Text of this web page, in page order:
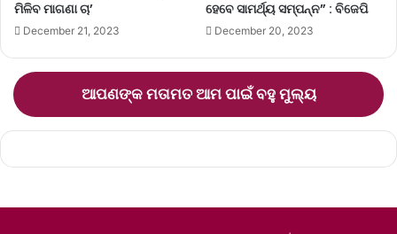
ମିଳିବ ମାଗଣା ଚା’
December 21, 2023
ହେବେ ସାମର୍ଥ୍ୟ ସମ୍ପନ୍ନ” : ବିଜେପି
December 20, 2023
ଆପଣଙ୍କ ମତାମତ ଆମ ପାଇଁ ବହୁ ମୁଲ୍ୟ